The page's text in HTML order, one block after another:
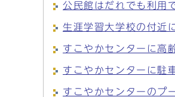
公民館はだれでも利用
生涯学習大学校の付近
すこやかセンターに高
すこやかセンターに駐
すこやかセンターのプ